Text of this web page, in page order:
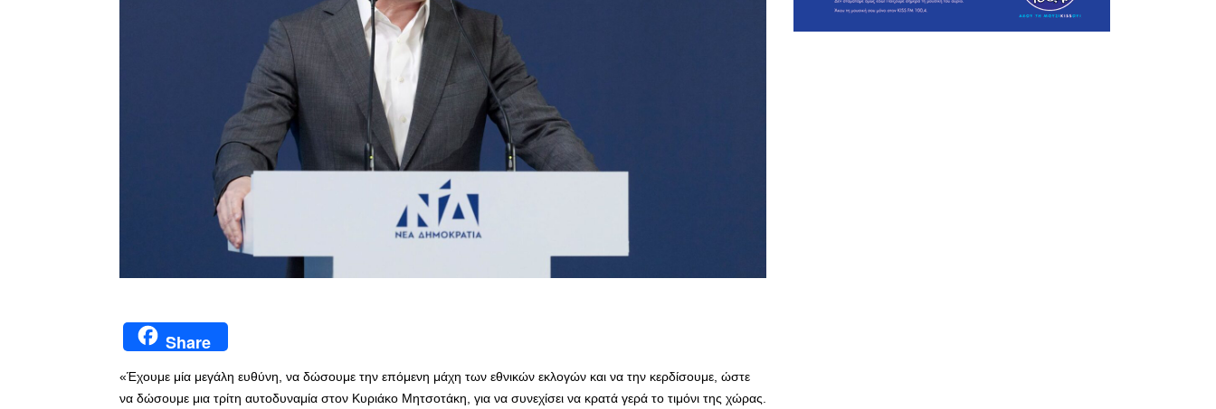
Share
«Έχουμε μία μεγάλη ευθύνη, να δώσουμε την επόμενη μάχη των εθνικών εκλογών και να την κερδίσουμε, ώστε
να δώσουμε μια τρίτη αυτοδυναμία στον Κυριάκο Μητσοτάκη, για να συνεχίσει να κρατά γερά το τιμόνι της χώρας.